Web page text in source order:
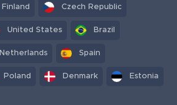
Finland Czech Republic
United States Brazil
Netherlands Spain
Poland Denmark Estonia